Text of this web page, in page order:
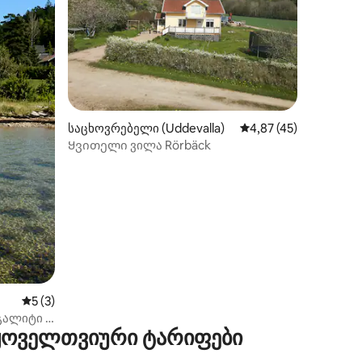
საშუალო შეფასებაა 5‑დან 5, 3 მიმოხილვა
5 (3)
-
საცხოვრებელი (Uddevalla) საშუალო შეფასებაა
4,87 (45)
Ყვითელი ვილა Rörbäck
ტარიფები